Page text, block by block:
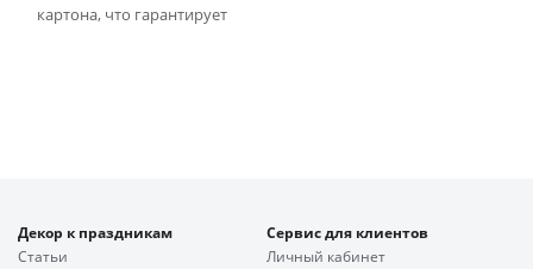
картона, что гарантирует
Декор к праздникам
Статьи
Сервис для клиентов
Личный кабинет